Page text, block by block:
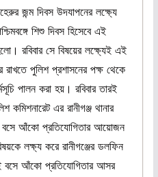
জন্ম দিবস উদযাপনের লক্ষ্যে
শিশু দিবস হিসেবে এই
রবিবার সে বিষয়ের লক্ষ্যেই এই
রাখতে পুলিশ প্রশাসনের পক্ষ থেকে
পালন করা হয়। রবিবার তারই
কমিশনারেট এর রানীগঞ্জ থানার
বসে আঁকো প্রতিযোগিতার আয়োজন
লক্ষ্য করে রানীগঞ্জের ডলফিন
বসে আঁকো প্রতিযোগিতার আসর